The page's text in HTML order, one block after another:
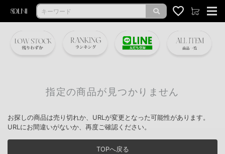
指定の商品が見つかりません
お探しの商品は売り切れか、URLが変更となった可能性があります。
URLにお間違いがないか、再度ご確認ください。
TOPへ戻る